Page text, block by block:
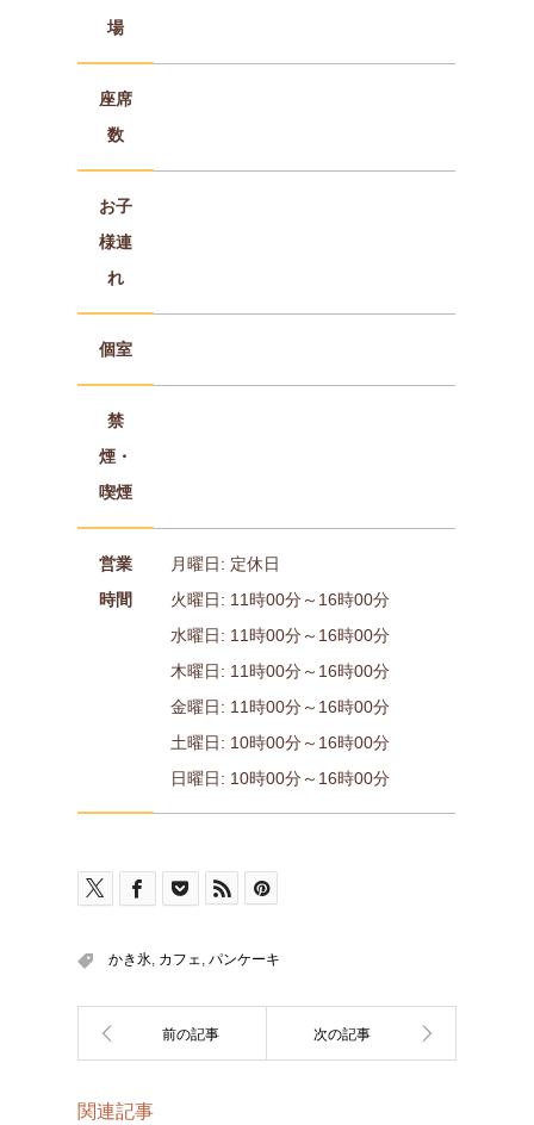
場
座席
数
お子
様連
れ
個室
禁
煙・
喫煙
営業
時間
月曜日: 定休日
火曜日: 11時00分～16時00分
水曜日: 11時00分～16時00分
木曜日: 11時00分～16時00分
金曜日: 11時00分～16時00分
土曜日: 10時00分～16時00分
日曜日: 10時00分～16時00分
かき氷 カフェ パンケーキ
関連記事